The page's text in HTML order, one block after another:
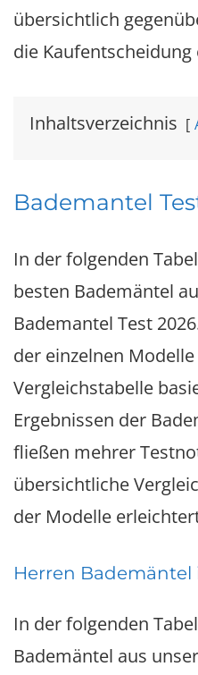
übersichtlich
die
Inhaltsverzeichnis
Bademantel
In der folgenden
besten Bademäntel
Bademantel Test
der einzelnen
Vergleichstabelle
Ergebnissen der
fließen mehrer
übersichtliche
der Modelle
Herren Bademäntel
In der folgenden
Bademäntel aus